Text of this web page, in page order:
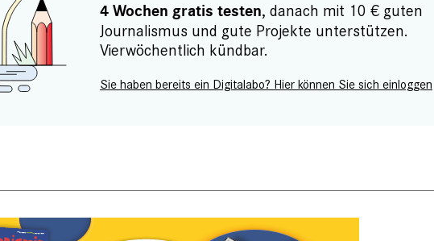
4 Wochen gratis testen, danach mit 10 € guten
Journalismus und gute Projekte unterstützen.
Vierwöchentlich kündbar.
Sie haben bereits ein Digitalabo? Hier können Sie sich einloggen